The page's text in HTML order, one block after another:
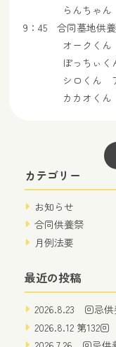
らんちゃん
9：45 合同墓地供
オークくん ま
ぽっちぃくん
シロくん ア
カカオくん
カテゴリー
お知らせ
合同供養祭
月例法要
最近の投稿
2026.8.23 回忌供
2026.8.12 第132